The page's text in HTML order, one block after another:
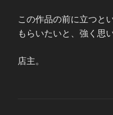
この作品の前に立つと
もらいたいと、強く思
店主。